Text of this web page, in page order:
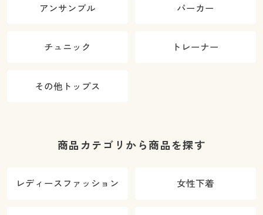
アンサンブル パーカー
チュニック トレーナー
その他トップス
商品カテゴリから商品を探す
レディースファッション 女性下着